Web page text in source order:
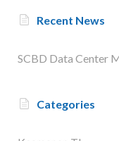
Recent News
SCBD Data Center
Categories